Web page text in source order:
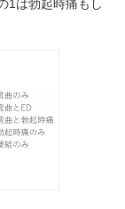
1は勃起時痛もし